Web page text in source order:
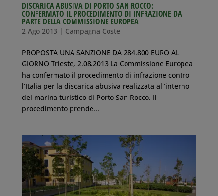
DISCARICA ABUSIVA DI PORTO SAN ROCCO:
CONFERMATO IL PROCEDIMENTO DI INFRAZIONE DA
PARTE DELLA COMMISSIONE EUROPEA
2 Ago 2013 | Campagna Coste
PROPOSTA UNA SANZIONE DA 284.800 EURO AL
GIORNO Trieste, 2.08.2013 La Commissione Europea
ha confermato il procedimento di infrazione contro
l’Italia per la discarica abusiva realizzata all’interno
del marina turistico di Porto San Rocco. Il
procedimento prende...